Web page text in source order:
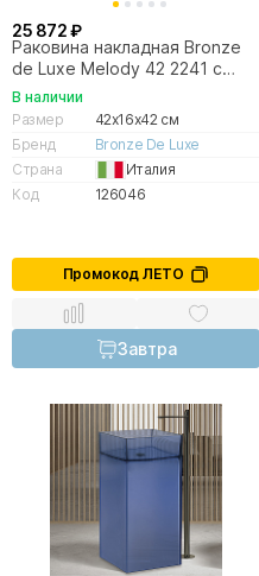
25 872 ₽
Раковина накладная Bronze
de Luxe Melody 42 2241 с
декором, синяя
В наличии
Размер
42x16x42 см
Бренд
Bronze De Luxe
Страна
Италия
Код
126046
Промокод ЛЕТО
Завтра